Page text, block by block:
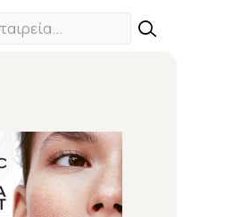
Abbott Systane